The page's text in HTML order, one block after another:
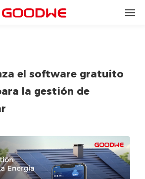
el software gratuito
la gestión de